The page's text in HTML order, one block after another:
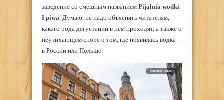
заведение со смешным названием Pijalnia wodki
I piwa . Думаю, не надо объяснять читателям,
какого рода дегустации в нем проходят, а также о
неутихающем споре о том, где появилась водка –
в России или Польше.